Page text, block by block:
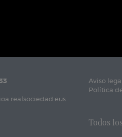
Aviso
Política
Todos